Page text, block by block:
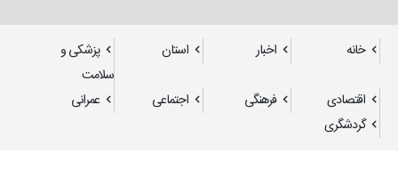
خانه اخبار استان
پزشکی و
سلامت
اقتصادی
فرهنگی اجتماعی
عمرانی
گردشگری